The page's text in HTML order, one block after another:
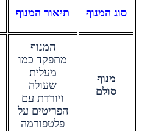
סוג המנוף תיאור המנוף
מנוף
סולם
המנוף
מתפקד כמו
מעלית
שעולה
ויורדת עם
הפריטים על
פלטפורמה